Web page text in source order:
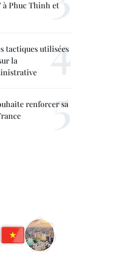
à Phuc Thinh et
tactiques utilisées
la
renforcer sa